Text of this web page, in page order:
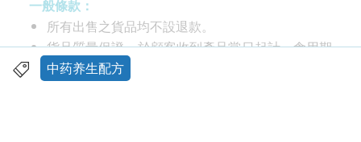
成人每日二次，每次一粒或按照医生指示服用。
成份
金钱草、海金沙、天葵子、泽泻、石韦
一般條款：
所有出售之貨品均不設退款。
貨品質量保證，於顧客收到產品當日起計，食用期
應最少有12個月或以上。
中药养生配方